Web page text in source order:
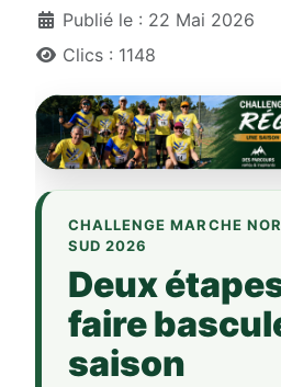
DétailsPublié le : 22 Mai 2026
Clics : 1148
CHALLENGE MARCHE
SUD 2026
Deux
faire
saison